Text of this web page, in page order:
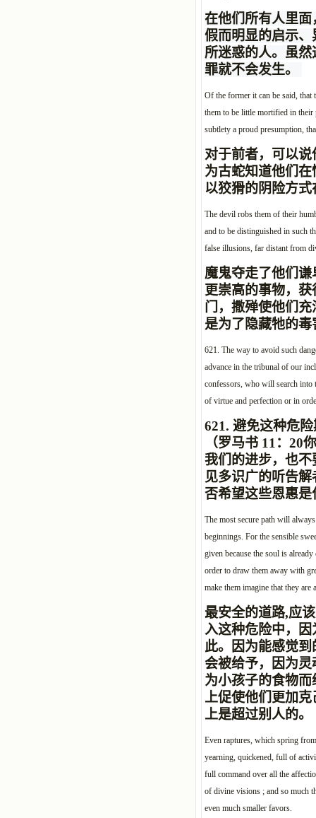
在他们所有人里
假而明显的启示
所迷惑的人。虽
罪就不会发生。
Of the former it can be said, that
them to be little mortified in their
subtlety a proud presumption,
对于前者，可以
为古蛇知道他们
以狡猾的阴险方
The devil robs them of their
and to be distinguished in such
false illusions, far distant from
魔鬼夺走了他们
更崇高的事物，
门，撒殚使他们
是为了隐藏牠的
621. The way to avoid such
advance in the tribunal of our
confessors, who will search into
of virtue and perfection or in
621. 避免这种危
（罗马书 11：20
我们的进步，也
见多识广的听告
否希望这些恩惠
The most secure path will
beginnings. For the sensible
given because the soul is
order to draw them away with
make them imagine that they are
最安全的道路,应
入这种危险中，
此。因为能感觉
会被给予，因为
为小孩子的食物
上促使他们更加
上是超过别人的。
Even raptures, which spring
yearning, quickened, full of
full command over all the
of divine visions ; and so much
even much smaller favors.